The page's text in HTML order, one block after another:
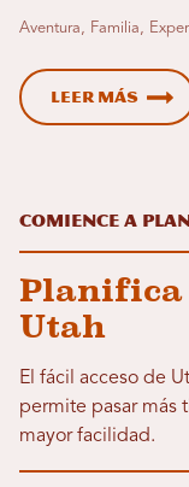
Aventura, Familia,
Leer más
Comience a
Planifica
Utah
El fácil acceso de
permite pasar más
mayor facilidad.